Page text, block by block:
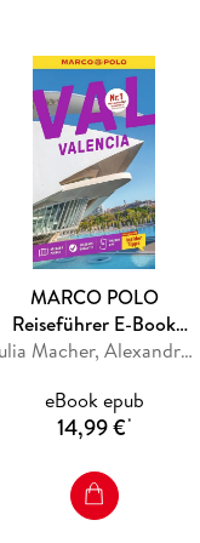
MARCO POLO
Reiseführer E-Book
Valencia
Julia Macher, Alexandra Frank
eBook epub
14,99 €*